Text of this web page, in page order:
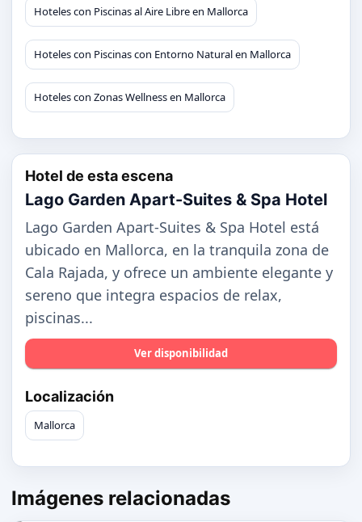
Hoteles con Piscinas al Aire Libre en Mallorca
Hoteles con Piscinas con Entorno Natural en Mallorca
Hoteles con Zonas Wellness en Mallorca
Hotel de esta escena
Lago Garden Apart-Suites & Spa Hotel
Lago Garden Apart-Suites & Spa Hotel está
ubicado en Mallorca, en la tranquila zona de
Cala Rajada, y ofrece un ambiente elegante y
sereno que integra espacios de relax,
piscinas...
Ver disponibilidad
Localización
Mallorca
Imágenes relacionadas